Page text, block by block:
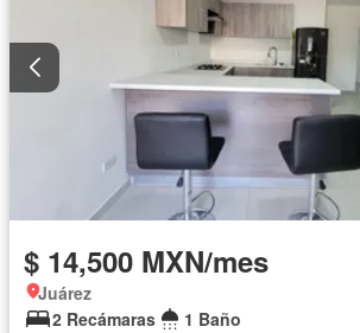
$ 14,500 MXN/mes
Juárez
2 Recámaras
1 Baño